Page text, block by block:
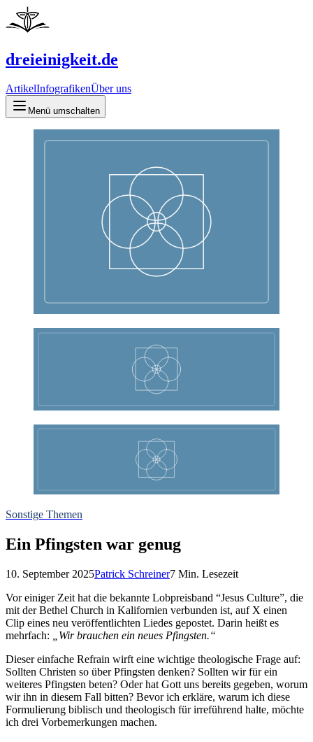
dreieinigkeit.de
ArtikelInfografikenÜber uns
Menü umschalten
Sonstige Themen
Ein Pfingsten war genug
10. September 2025Patrick Schreiner7 Min. Lesezeit
Vor einiger Zeit hat die bekannte Lobpreisband “Jesus Culture”, die
mit der Bethel Church in Kalifornien verbunden ist, auf X einen
Clip eines neu veröffentlichten Liedes gepostet. Darin heißt es
mehrfach:
„Wir brauchen ein neues Pfingsten.“
Dieser einfache Refrain wirft eine wichtige theologische Frage auf:
Sollten Christen so über Pfingsten denken? Sollten wir für ein
weiteres Pfingsten beten? Oder hat Gott uns bereits gegeben, worum
wir ihn in diesem Fall bitten? Bevor ich erkläre, warum ich diese
Formulierung biblisch und theologisch für irreführend halte, möchte
ich drei Vorbemerkungen machen.